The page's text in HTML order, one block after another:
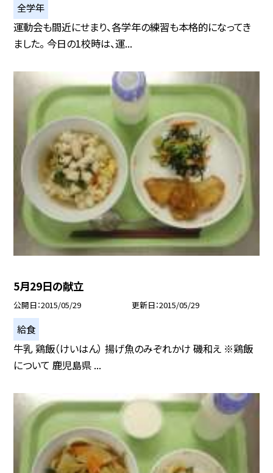
全学年
運動会も間近にせまり、各学年の練習も本格的になってき
ました。 今日の1校時は、運...
5月29日の献立
公開日 2015/05/29 更新日 2015/05/29
給食
牛乳 鶏飯（けいはん） 揚げ魚のみぞれかけ 磯和え ※鶏飯
について 鹿児島県 ...